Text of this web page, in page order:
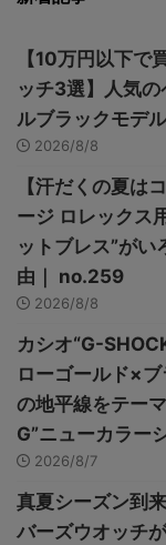
【10万円以下で
ッチ3選】人気
ルブラックモデ
2026/8/8
【汗だくの夏は
ージ ロレックス
ットブレス”がい
由｜ no.259
2026/8/8
カシオ“G-
ローゴールド×
の地平線をテー
G”ニューカラー
2026/8/7
真夏シーズン到
バーズウオッチ